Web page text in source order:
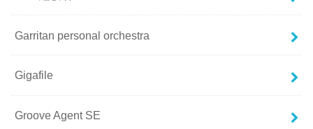
Garritan personal orchestra
Gigafile
Groove Agent SE